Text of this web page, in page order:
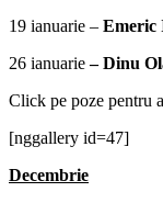
19 ianuarie – Emeric
26 ianuarie– Dinu
Click pe poze pentru
[nggallery id=47]
Decembrie